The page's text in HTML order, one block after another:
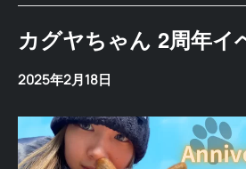
カグヤちゃん 2周年イ
2025年2月18日